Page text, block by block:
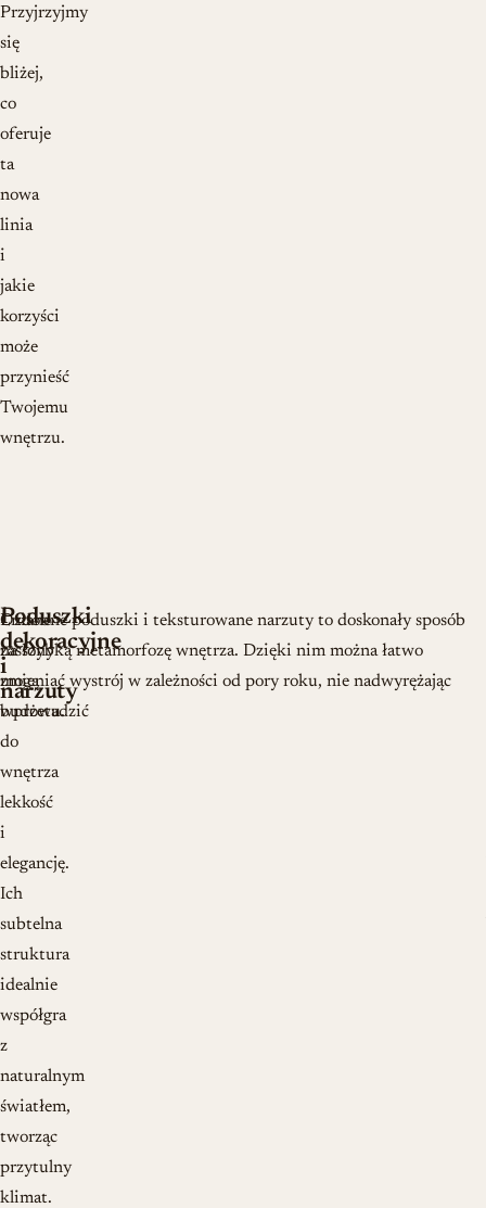
Przyjrzyjmy
się
bliżej,
co
oferuje
ta
nowa
linia
i
jakie
korzyści
może
przynieść
Twojemu
wnętrzu.
Lniane
zasłony
mogą
wprowadzić
do
wnętrza
lekkość
i
elegancję.
Ich
subtelna
struktura
idealnie
współgra
z
naturalnym
światłem,
tworząc
przytulny
klimat.
Poduszki
dekoracyjne
i
narzuty
Ozdobne poduszki i teksturowane narzuty to doskonały sposób
na szybką metamorfozę wnętrza. Dzięki nim można łatwo
zmieniać wystrój w zależności od pory roku, nie nadwyrężając
budżetu.